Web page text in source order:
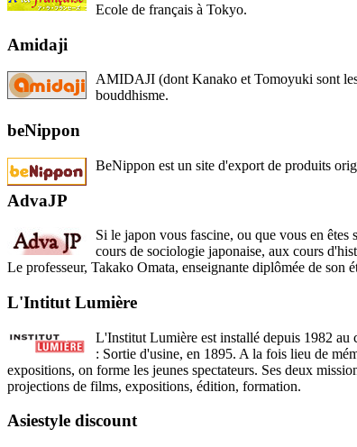
Ecole de français à Tokyo.
Amidaji
AMIDAJI (dont Kanako et Tomoyuki sont
bouddhisme.
beNippon
BeNippon est un site d'export de produits
AdvaJP
Si le japon vous fascine, ou que vous en
cours de sociologie japonaise, aux cours
Le professeur, Takako Omata, enseignante diplômée de son
L'Intitut Lumière
L'Institut Lumière est installé depuis 1982
: Sortie d'usine, en 1895. A la fois lieu de
expositions, on forme les jeunes spectateurs. Ses deux
projections de films, expositions, édition, formation.
Asiestyle discount